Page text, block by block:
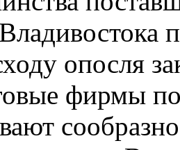
опосля
фирмы